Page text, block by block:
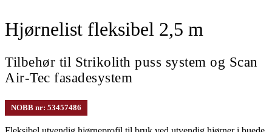
Hjørnelist fleksibel 2,5 m
Tilbehør til Strikolith puss system og Scan
Air-Tec fasadesystem
NOBB nr: 53457486